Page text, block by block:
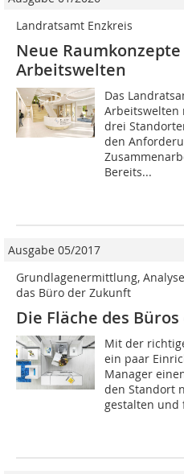
Landratsamt Enzkreis
Neue
Arbeitswelten
Das
Arbeitswelten
drei
den
Bereits...
Ausgabe 05/2017
Grundlagenermittlung,
das Büro der Zukunft
Die Fläche des
Mit der
ein paar
Manager
den Standort
gestalten